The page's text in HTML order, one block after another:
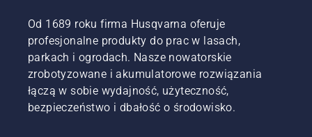
Od 1689 roku firma Husqvarna oferuje
profesjonalne produkty do prac w lasach,
parkach i ogrodach. Nasze nowatorskie
zrobotyzowane i akumulatorowe rozwiązania
łączą w sobie wydajność, użyteczność,
bezpieczeństwo i dbałość o środowisko.